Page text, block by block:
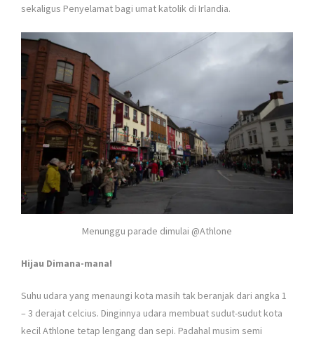
sekaligus Penyelamat bagi umat katolik di Irlandia.
Menunggu parade dimulai @Athlone
Hijau Dimana-mana!
Suhu udara yang menaungi kota masih tak beranjak dari angka 1
– 3 derajat celcius. Dinginnya udara membuat sudut-sudut kota
kecil Athlone tetap lengang dan sepi. Padahal musim semi